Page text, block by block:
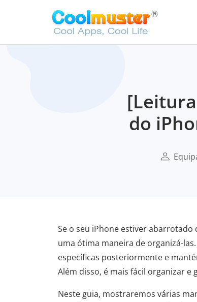
do
Se o seu iPhone estiver
uma ótima maneira de organizá-
específicas posteriormente e
Além disso, é mais fácil organizar
Neste guia, mostraremos várias